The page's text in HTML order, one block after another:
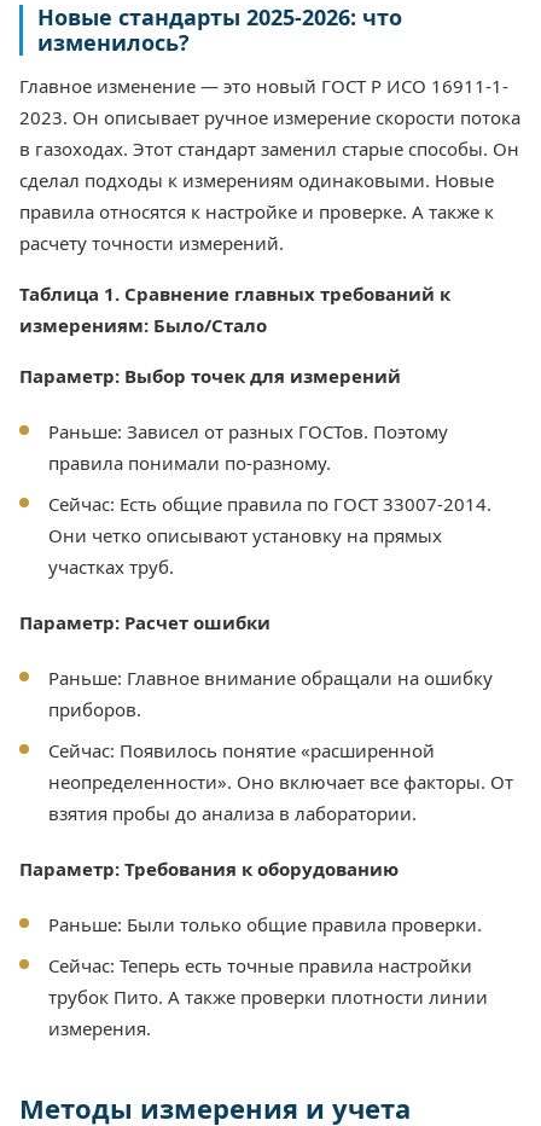
Новые стандарты 2025-2026: что
изменилось?
Главное изменение — это новый ГОСТ Р ИСО 16911-1-
2023. Он описывает ручное измерение скорости потока
в газоходах. Этот стандарт заменил старые способы. Он
сделал подходы к измерениям одинаковыми. Новые
правила относятся к настройке и проверке. А также к
расчету точности измерений.
Таблица 1. Сравнение главных требований к
измерениям: Было/Стало
Параметр: Выбор точек для измерений
Раньше: Зависел от разных ГОСТов. Поэтому
правила понимали по-разному.
Сейчас: Есть общие правила по ГОСТ 33007-2014.
Они четко описывают установку на прямых
участках труб.
Параметр: Расчет ошибки
Раньше: Главное внимание обращали на ошибку
приборов.
Сейчас: Появилось понятие «расширенной
неопределенности». Оно включает все факторы. От
взятия пробы до анализа в лаборатории.
Параметр: Требования к оборудованию
Раньше: Были только общие правила проверки.
Сейчас: Теперь есть точные правила настройки
трубок Пито. А также проверки плотности линии
измерения.
Методы измерения и учета